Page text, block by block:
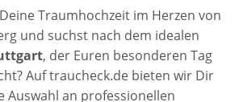
Traumhochzeit im Herzen von
und suchst nach dem idealen
, der Euren besonderen Tag
Auf traucheck.de bieten wir Dir
Auswahl an professionellen